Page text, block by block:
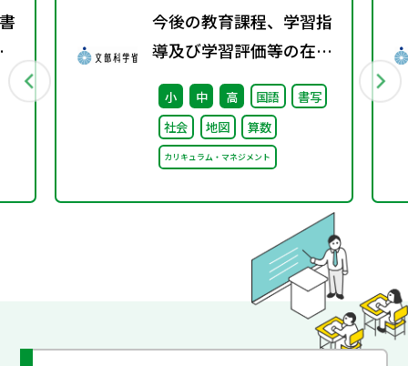
今後の教育課程、学習指
導及び学習評価等の在り
方に関する有識者検討会
の論点整理を掲載しまし
た
小 中 高 国語
書写
社会
地図 算数
カリキュラム・マネジメント